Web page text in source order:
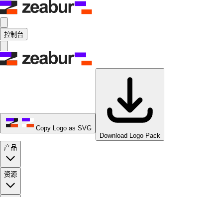
控制台
Copy Logo as SVG
Download Logo Pack
产品
资源